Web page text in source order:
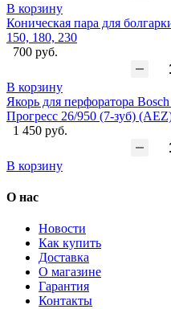
В корзину
Коническая пара для
150, 180, 230
700 руб.
В корзину
Якорь для перфоратора
Прогресс 26/950 (7-зуб)
1 450 руб.
В корзину
О нас
Новости
Как купить
Доставка
О магазине
Гарантия
Контакты